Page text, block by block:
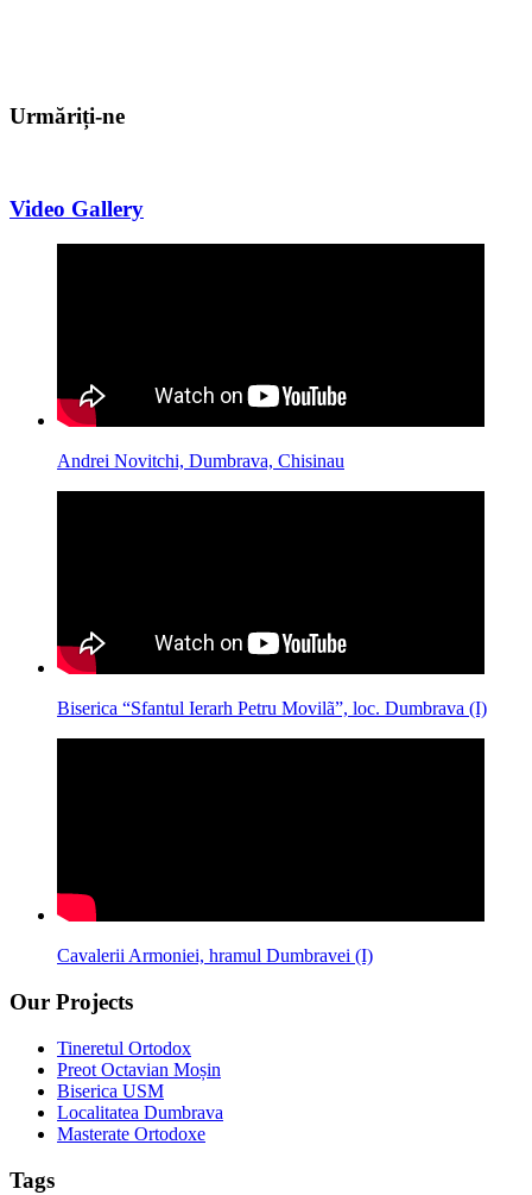
Urmăriți-ne
Video Gallery
Andrei Novitchi, Dumbrava, Chisinau
Biserica “Sfantul Ierarh Petru Movilã”, loc. Dumbrava (I)
Cavalerii Armoniei, hramul Dumbravei (I)
Our Projects
Tineretul Ortodox
Preot Octavian Moșin
Biserica USM
Localitatea Dumbrava
Masterate Ortodoxe
Tags